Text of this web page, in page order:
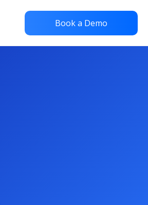
Book a Demo